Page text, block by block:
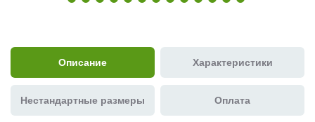
Описание Характеристики
Нестандартные размеры Оплата